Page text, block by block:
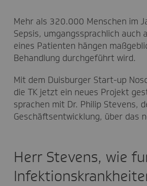
Mehr als 320.000 Menschen im
Sepsis, umgangssprachlich
eines Patienten hängen
Behandlung durchgeführt wird.
Mit dem Duisburger Start-up
die TK jetzt ein neues Projekt
sprachen mit Dr. Philip Stevens,
Geschäftsentwicklung, über das
Herr Stevens, wie